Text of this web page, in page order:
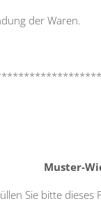
der Waren.
Muster-
Sie bitte dieses